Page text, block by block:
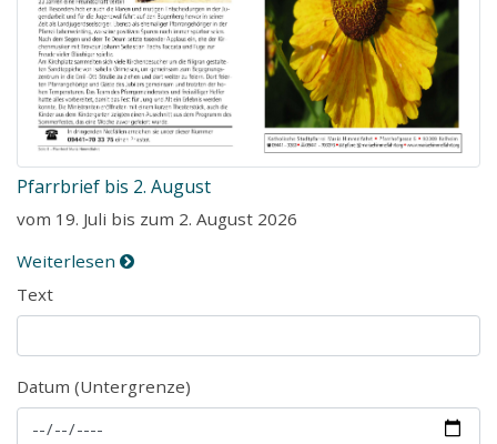
Pfarrbrief bis 2. August
vom 19. Juli bis zum 2. August 2026
Weiterlesen
Text
Datum (Untergrenze)